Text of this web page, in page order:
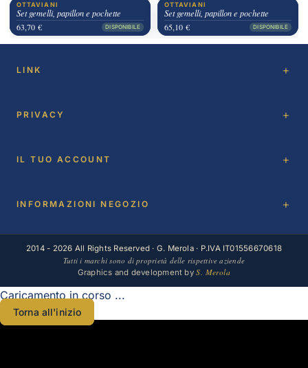
OTTAVIANI
Set gemelli, papillon e pochette
63,70 €
DISPONIBILE
OTTAVIANI
Set gemelli, papillon e pochette
65,10 €
DISPONIBILE
LINK
PRIVACY
IL TUO ACCOUNT
INFORMAZIONI NEGOZIO
2014 - 2026 All Rights Reserved · G. Merola · P.IVA IT01556670618
Tutti i marchi sono di proprietà delle rispettive aziende
Graphics and development byS. Merola
Caricamento in corso ...
Torna all'inizio